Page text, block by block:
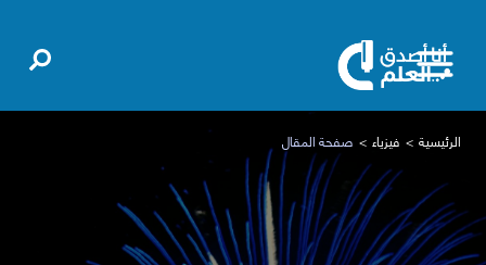
الرئيسية فيزياء صفحة المقال